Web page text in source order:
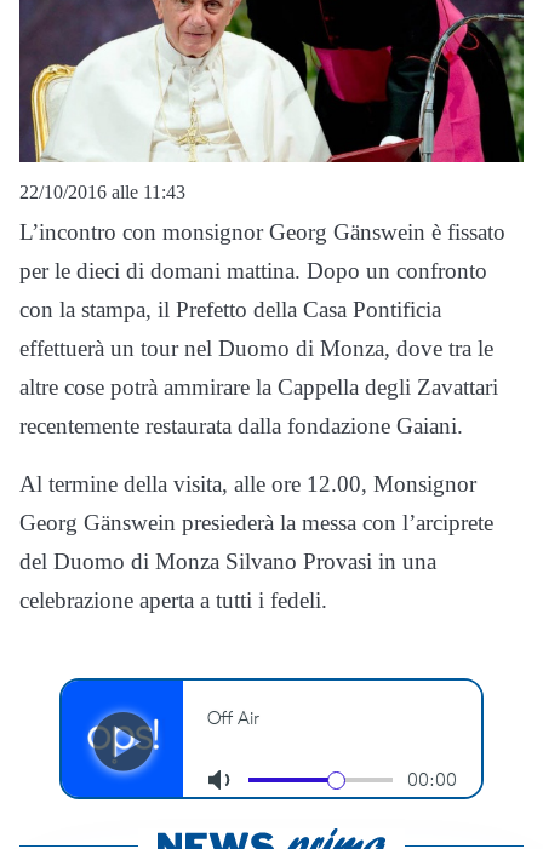
22/10/2016 alle 11:43
L’incontro con monsignor Georg Gänswein è fissato
per le dieci di domani mattina. Dopo un confronto
con la stampa, il Prefetto della Casa Pontificia
effettuerà un tour nel Duomo di Monza, dove tra le
altre cose potrà ammirare la Cappella degli Zavattari
recentemente restaurata dalla fondazione Gaiani.
Al termine della visita, alle ore 12.00, Monsignor
Georg Gänswein presiederà la messa con l’arciprete
del Duomo di Monza Silvano Provasi in una
celebrazione aperta a tutti i fedeli.